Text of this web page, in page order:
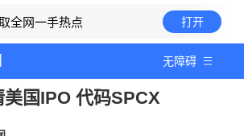
全网一手热点 打开
无障碍
国IPO 代码SPCX